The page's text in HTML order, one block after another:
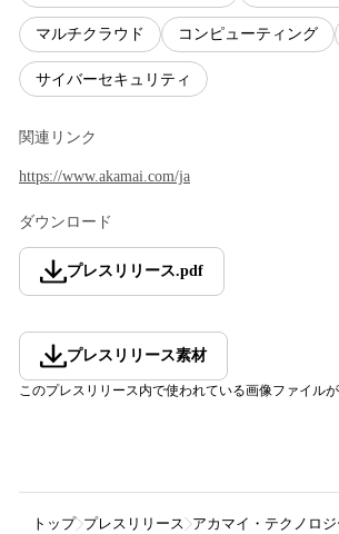
マルチクラウド コンピューティング
サイバーセキュリティ
関連リンク
https://www.akamai.com/ja
ダウンロード
プレスリリース.pdf
プレスリリース素材
このプレスリリース内で使われている画像ファイル
トップ プレスリリース アカマイ・テクノロ